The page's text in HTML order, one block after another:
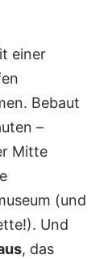
einer
Bebaut
–
Mitte
(und
Und
, das